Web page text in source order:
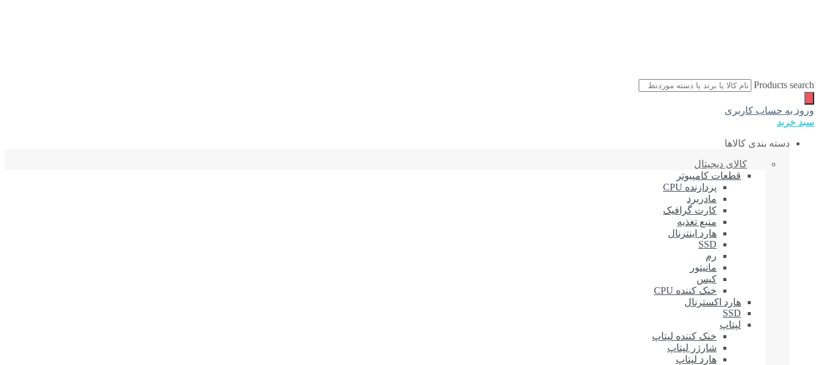
Products search
ورود به حساب کاربری
سبد خرید
دسته بندی کالاها
کالای دیجیتال
قطعات کامپیوتر
پردازنده CPU
مادربرد
کارت گرافیک
منبع تغذیه
هارد اینترنال
SSD
رم
مانیتور
کیس
خنک کننده CPU
هارد اکسترنال
SSD
لپتاپ
خنک کننده لپتاپ
شارژر لپتاپ
هارد لپتاپ